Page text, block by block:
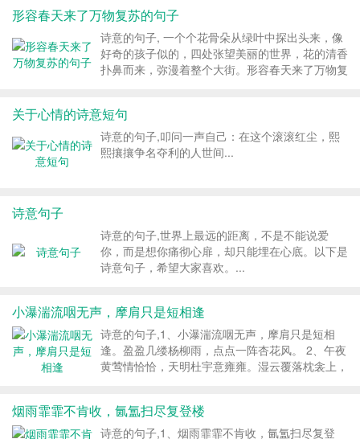
形容春天来了万物复苏的句子
诗意的句子, 一个个花骨朵从绿叶中探出头来，像
好奇的孩子似的，四处张望美丽的世界，花的清香
扑鼻而来，弥漫着整个大街。形容春天来了万物复
关于心情的诗意短句
诗意的句子,叩问一声自己：在这个滚滚红尘，熙
熙攘攘争名夺利的人世间...
诗意句子
诗意的句子,世界上最远的距离，不是不能说爱
你，而是想你痛彻心扉，却只能埋在心底。以下是
诗意句子，希望大家喜欢。...
小瀑湍流咽无声，摩肩只是短相逢
诗意的句子,1、小瀑湍流咽无声，摩肩只是短相
逢。盈盈几缕杨柳雨，点点一阵杏花风。 2、午夜
黄莺情恰恰，天明杜宇意雍雍。湿云覆落枕衾上，
假山后地芙蓉艳，榭亭前池睡莲幽。...
烟雨霏霏不肯收，氤氲扫尽复登楼
诗意的句子,1、烟雨霏霏不肯收，氤氲扫尽复登